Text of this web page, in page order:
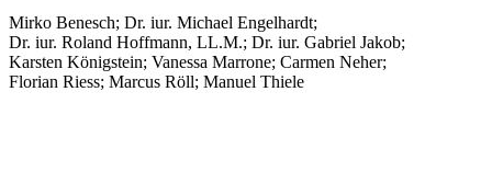
Mirko Benesch; Dr. iur. Michael Engelhardt;
Dr. iur. Roland Hoffmann, LL.M.; Dr. iur. Gabriel Jakob;
Karsten Königstein; Vanessa Marrone; Carmen Neher;
Florian Riess; Marcus Röll; Manuel Thiele